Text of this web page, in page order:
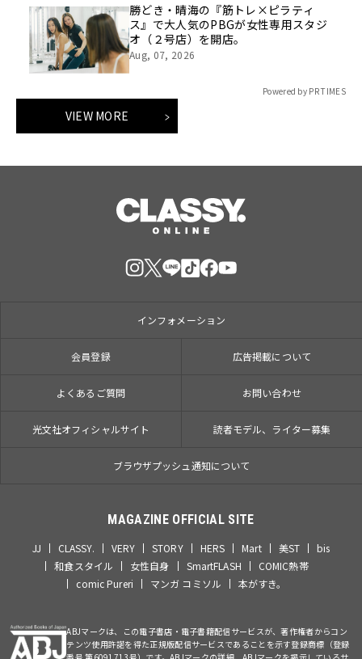
勝どき・晴海の『筋トレ×ピラティ
ス』で大人気のPBGが女性専用スタジ
オ（２号店）を開店。
Aug, 07, 2026
Powered by PR TIMES
VIEW MORE
インフォメーション
会員登録 広告掲載について
よくあるご質問 お問い合わせ
光文社オフィシャルサイト 読者モデル、ライター募集
ブラウザプッシュ通知について
MAGAZINE OFFICIAL SITE
JJ CLASSY. VERY STORY HERS Mart 美ST
bis
和食スタイル
女性自身 SmartFLASH
COMIC熱帯
comic Pureri
マンガ コミソル 本がすき。
ABJマークは、この電子書店・電子書籍配信サービスが、著作権者からコン
テンツ使用許諾を得た正規版配信サービスであることを示す登録商標（登録
番号 第6091713号）です。ABJマークの詳細、ABJマークを掲示しているサ